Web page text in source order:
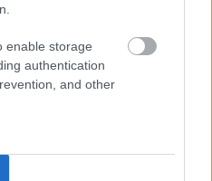
enable storage
authentication
and other
Si no ofrece su mejor
en ese puesto de
K del Mundial enfrentándose